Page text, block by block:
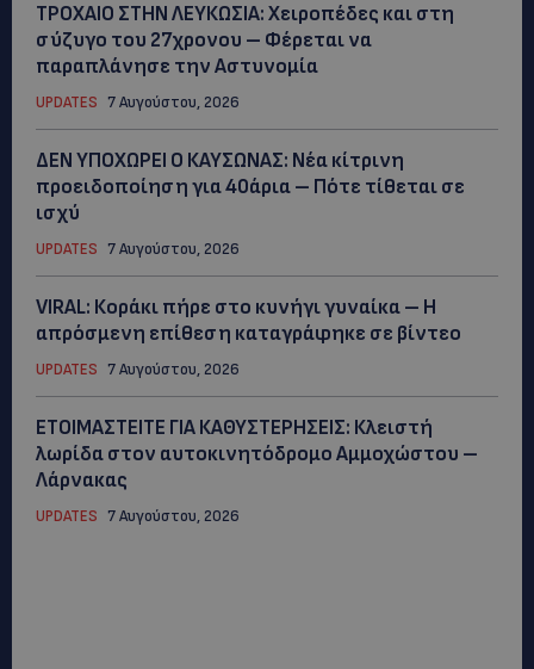
ΤΡΟΧΑΙΟ ΣΤΗΝ ΛΕΥΚΩΣΙΑ: Χειροπέδες και στη
σύζυγο του 27χρονου – Φέρεται να
παραπλάνησε την Αστυνομία
UPDATES 7 Αυγούστου, 2026
ΔΕΝ ΥΠΟΧΩΡΕΙ Ο ΚΑΥΣΩΝΑΣ: Νέα κίτρινη
προειδοποίηση για 40άρια – Πότε τίθεται σε
ισχύ
UPDATES 7 Αυγούστου, 2026
VIRAL: Κοράκι πήρε στο κυνήγι γυναίκα – Η
απρόσμενη επίθεση καταγράφηκε σε βίντεο
UPDATES 7 Αυγούστου, 2026
ΕΤΟΙΜΑΣΤΕΙΤΕ ΓΙΑ ΚΑΘΥΣΤΕΡΗΣΕΙΣ: Κλειστή
λωρίδα στον αυτοκινητόδρομο Αμμοχώστου –
Λάρνακας
UPDATES 7 Αυγούστου, 2026